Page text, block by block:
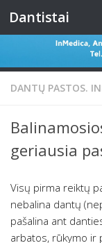
Skip to content
Dantistai
DANTŲ PASTOS.
geriausia
Visų pirma reiktų
nebalina dantų
pašalina ant
arbatos, rūkymo ir